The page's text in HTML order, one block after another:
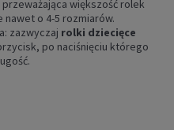
większość rolek
o 4-5 rozmiarów.
zazwyczaj rolki dziecięce
po naciśnięciu którego